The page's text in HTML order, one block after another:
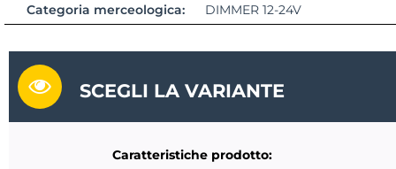
Categoria merceologica:
DIMMER 12-24V
SCEGLI LA VARIANTE
Caratteristiche prodotto: